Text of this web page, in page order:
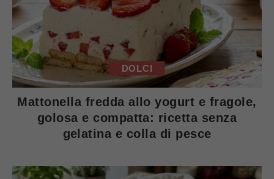
DOLCI
Mattonella fredda allo yogurt e fragole,
golosa e compatta: ricetta senza
gelatina e colla di pesce